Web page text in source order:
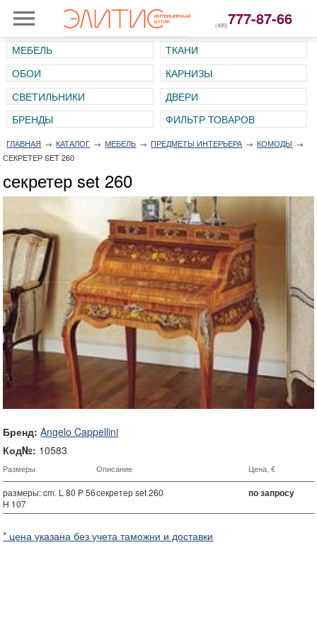
(495)777-87-66
МЕБЕЛЬ
ТКАНИ
ОБОИ
КАРНИЗЫ
СВЕТИЛЬНИКИ
ДВЕРИ
ГЛАВНАЯ → КАТАЛОГ → МЕБЕЛЬ → ПРЕДМЕТЫ ИНТЕРЬЕРА → КОМОДЫ →
СЕКРЕТЕР SET 260
секретер set 260
Бренд: Angelo Cappellini
Код№: 10583
Размеры Описание Цена, €
размеры: cm. L 80 P 56
H 107
секретер set 260 по запросу
* цена указана без учета таможни и доставки